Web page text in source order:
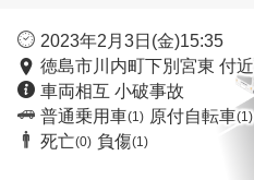
2023年2月3日(金)15:35
徳島市川内町下別宮東 付近
車両相互 小破事故
普通乗用車(1) 原付自転車(1)
死亡(0) 負傷(1)